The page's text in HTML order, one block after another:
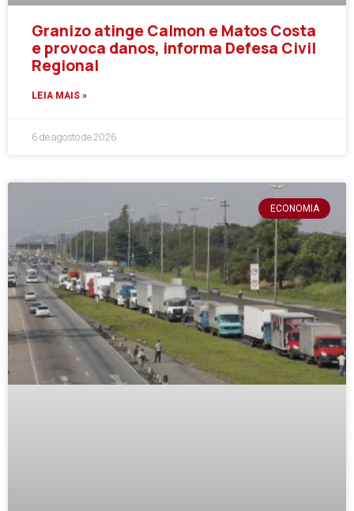
Granizo atinge Calmon e Matos Costa
e provoca danos, informa Defesa Civil
Regional
LEIA MAIS »
6 de agosto de 2026
ECONOMIA